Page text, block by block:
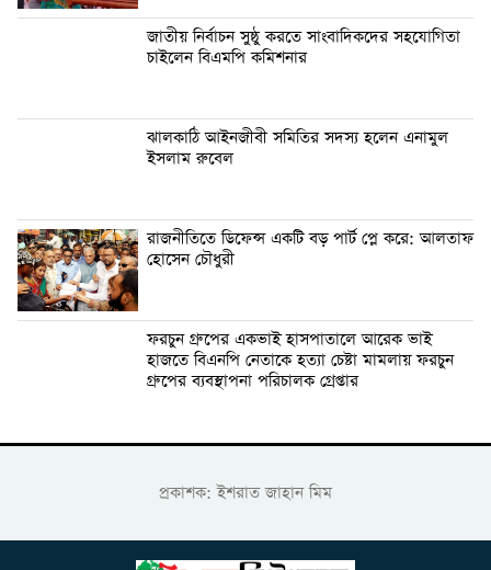
জাতীয় নির্বাচন সুষ্ঠু করতে সাংবাদিকদের সহযোগিতা
চাইলেন বিএমপি কমিশনার
ঝালকাঠি আইনজীবী সমিতির সদস্য হলেন এনামুল
ইসলাম রুবেল
রাজনীতিতে ডিফেন্স একটি বড় পার্ট প্লে করে: আলতাফ
হোসেন চৌধুরী
ফরচুন গ্রুপের একভাই হাসপাতালে আরেক ভাই
হাজতে বিএনপি নেতাকে হত্যা চেষ্টা মামলায় ফরচুন
গ্রুপের ব্যবস্থাপনা পরিচালক গ্রেপ্তার
প্রকাশক: ইশরাত জাহান মিম